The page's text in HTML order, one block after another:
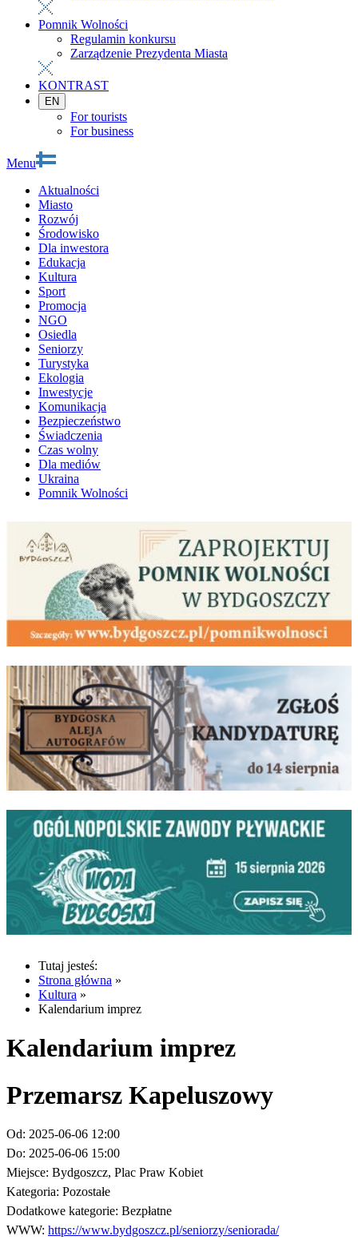
Pomnik Wolności
Regulamin konkursu
Zarządzenie Prezydenta Miasta
KONTRAST
EN
For tourists
For business
Menu
Aktualności
Miasto
Rozwój
Środowisko
Dla inwestora
Edukacja
Kultura
Sport
Promocja
NGO
Osiedla
Seniorzy
Turystyka
Ekologia
Inwestycje
Komunikacja
Bezpieczeństwo
Świadczenia
Czas wolny
Dla mediów
Ukraina
Pomnik Wolności
Tutaj jesteś:
Strona główna »
Kultura »
Kalendarium imprez
Kalendarium imprez
Przemarsz Kapeluszowy
Od: 2025-06-06 12:00
Do: 2025-06-06 15:00
Miejsce: Bydgoszcz, Plac Praw Kobiet
Kategoria: Pozostałe
Dodatkowe kategorie: Bezpłatne
WWW: https://www.bydgoszcz.pl/seniorzy/seniorada/